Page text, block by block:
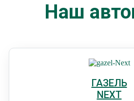
Наш
ГАЗЕЛЬ
NEXT